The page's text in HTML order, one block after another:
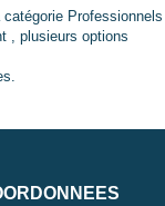
Professionnels
, plusieurs options